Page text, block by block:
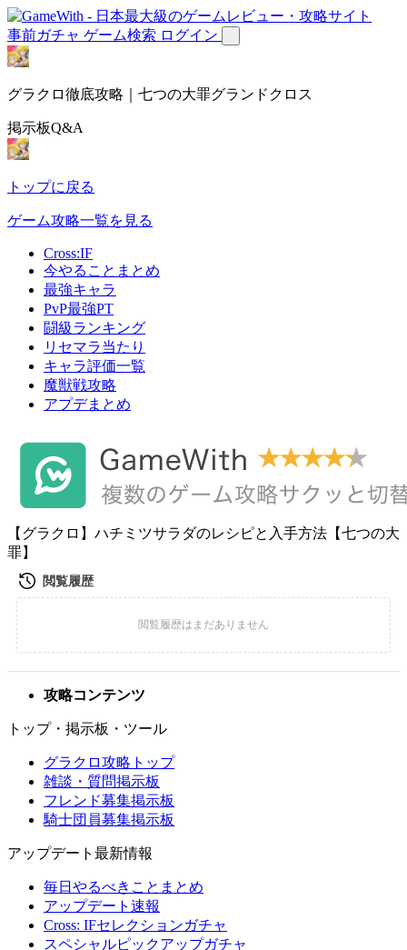
事前ガチャ ゲーム検索 ログイン
グラクロ徹底攻略｜七つの大罪グランドクロス
掲示板Q&A
トップに戻る
ゲーム攻略一覧を見る
Cross:IF
今やることまとめ
最強キャラ
PvP最強PT
闘級ランキング
リセマラ当たり
キャラ評価一覧
魔獣戦攻略
アプデまとめ
【グラクロ】ハチミツサラダのレシピと入手方法【七つの大
罪】
攻略コンテンツ
トップ・掲示板・ツール
グラクロ攻略トップ
雑談・質問掲示板
フレンド募集掲示板
騎士団員募集掲示板
アップデート最新情報
毎日やるべきことまとめ
アップデート速報
Cross: IFセレクションガチャ
スペシャルピックアップガチャ